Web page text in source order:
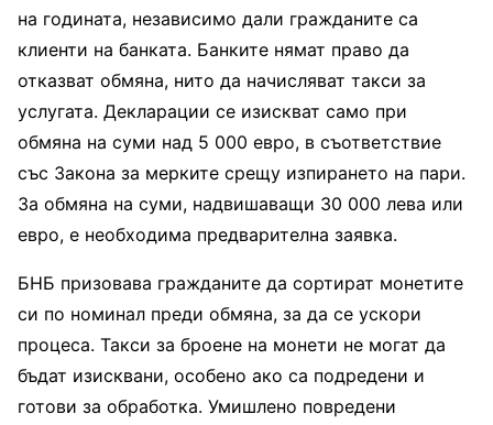
на годината, независимо дали гражданите са
клиенти на банката. Банките нямат право да
отказват обмяна, нито да начисляват такси за
услугата. Декларации се изискват само при
обмяна на суми над 5 000 евро, в съответствие
със Закона за мерките срещу изпирането на пари.
За обмяна на суми, надвишаващи 30 000 лева или
евро, е необходима предварителна заявка.
БНБ призовава гражданите да сортират монетите
си по номинал преди обмяна, за да се ускори
процеса. Такси за броене на монети не могат да
бъдат изисквани, особено ако са подредени и
готови за обработка. Умишлено повредени